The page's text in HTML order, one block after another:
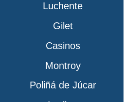
Luchente
Gilet
Casinos
Montroy
Poliñá de Júcar